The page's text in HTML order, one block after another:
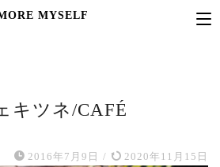
MYSELF
キツネ/CAFÉ
2016年7月9日 / 2020年11月15日